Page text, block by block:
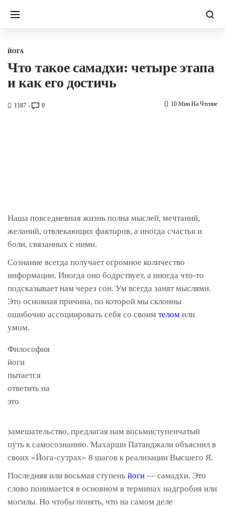
ЙОГА
Что такое самадхи: четыре этапа
и как его достичь
1187 0 10 Мин На Чтение
Наша повседневная жизнь полна мыслей, мечтаний,
желаний, отвлекающих факторов, а иногда счастья и
боли, связанных с ними.
Сознание всегда получает огромное количество
информации. Иногда оно бодрствует, а иногда что-то
подсказывает нам через сон. Ум всегда занят мыслями.
Это основная причина, по которой мы склонны
ошибочно ассоциировать себя со своим телом или
умом.
Философия
йоги
пытается
ответить на
это
замешательство, предлагая нам восьмиступенчатый
путь к самосознанию. Махарши Патанджали объяснил в
своих «Йога-сутрах» 8 шагов к реализации Высшего Я.
Последняя или восьмая ступень йоги — самадхи. Это
слово понимается в основном в терминах надгробия или
могилы. Но чтобы понять, что на самом деле